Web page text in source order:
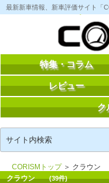
コ
ン
へ
最新新車情報、新車評価サイト「
特集・コラム
レビュー
ク
索:
CORISMトップ＞ クラウン
クラウン(39件)